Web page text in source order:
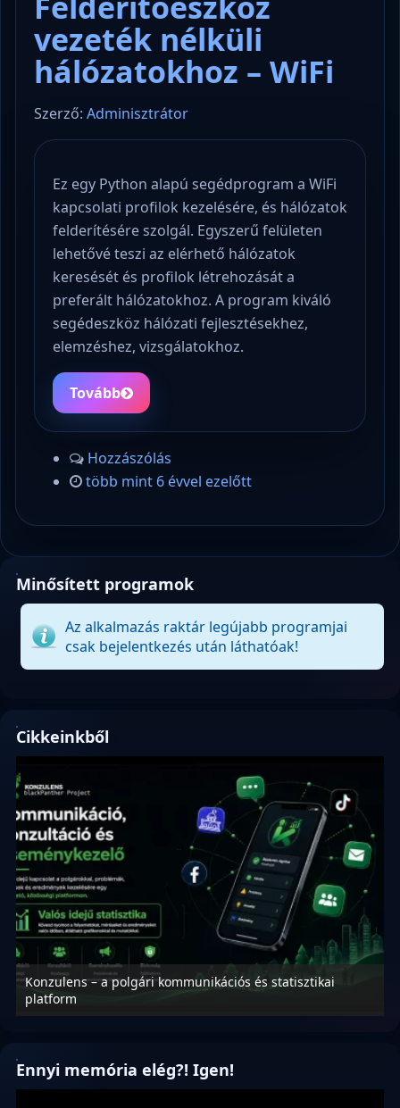
vezeték nélküli
hálózatokhoz – WiFi
Szerző: Adminisztrátor
Ez egy Python alapú segédprogram a WiFi
kapcsolati profilok kezelésére, és hálózatok
felderítésére szolgál. Egyszerű felületen
lehetővé teszi az elérhető hálózatok
keresését és profilok létrehozását a
preferált hálózatokhoz. A program kiváló
segédeszköz hálózati fejlesztésekhez,
elemzéshez, vizsgálatokhoz.
Tovább
Hozzászólás
több mint 6 évvel ezelőtt
Minősített programok
Az alkalmazás raktár legújabb programjai
csak bejelentkezés után láthatóak!
Cikkeinkből
Konzulens – a polgári kommunikációs és statisztikai
platform
Ennyi memória elég?! Igen!